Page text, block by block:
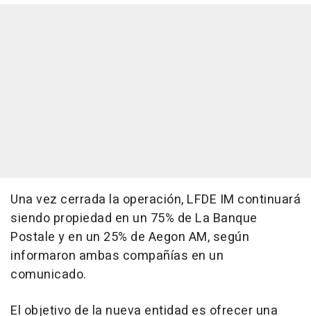
Una vez cerrada la operación, LFDE IM continuará
siendo propiedad en un 75% de La Banque
Postale y en un 25% de Aegon AM, según
informaron ambas compañías en un
comunicado.
El objetivo de la nueva entidad es ofrecer una